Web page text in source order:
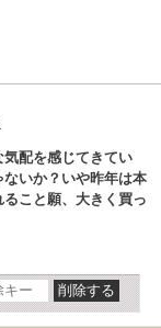
配を感じてきてい
いか？いや昨年は本
こと願、大きく買っ